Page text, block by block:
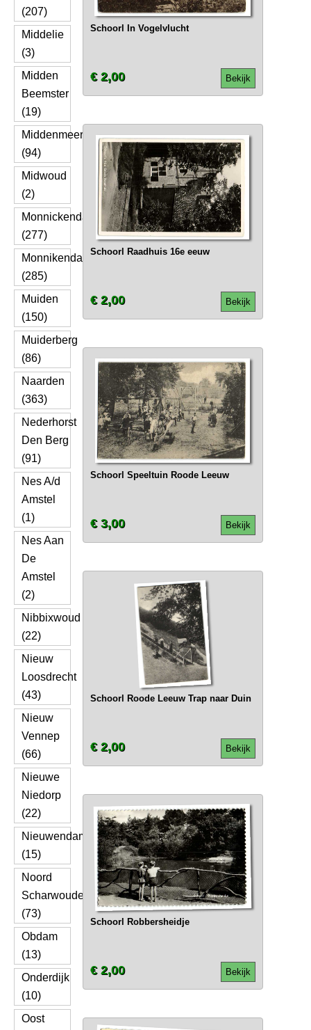
(207)
Middelie
(3)
Midden
Beemster
(19)
Middenmeer
(94)
Midwoud
(2)
Monnickendam
(277)
Monnikendam
(285)
Muiden
(150)
Muiderberg
(86)
Naarden
(363)
Nederhorst
Den Berg
(91)
Nes A/d
Amstel
(1)
Nes Aan
De
Amstel
(2)
Nibbixwoud
(22)
Nieuw
Loosdrecht
(43)
Nieuw
Vennep
(66)
Nieuwe
Niedorp
(22)
Nieuwendam
(15)
Noord
Scharwoude
(73)
Obdam
(13)
Onderdijk
(10)
Oost
Schoorl In Vogelvlucht
Bekijk
€ 2,00
Schoorl Raadhuis 16e eeuw
Bekijk
€ 2,00
Schoorl Speeltuin Roode Leeuw
Bekijk
€ 3,00
Schoorl Roode Leeuw Trap naar Duin
Bekijk
€ 2,00
Schoorl Robbersheidje
Bekijk
€ 2,00